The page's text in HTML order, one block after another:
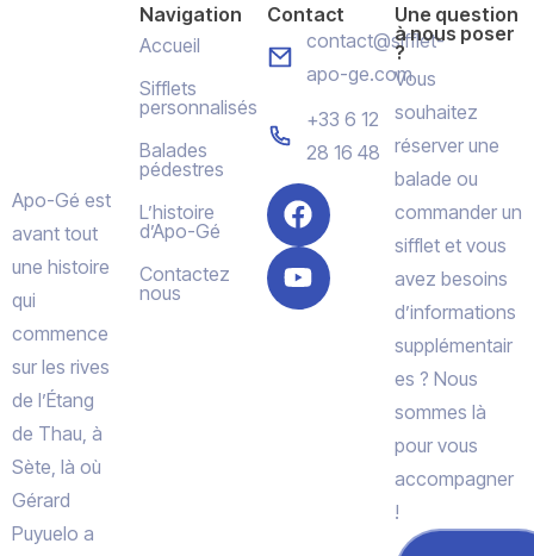
Apo-Gé est
avant tout
une histoire
qui
commence
sur les rives
de l’Étang
de Thau, à
Sète, là où
Gérard
Puyuelo a
Navigation
Accueil
Sifflets
personnalisés
Balades
pédestres
L’histoire
d’Apo-Gé
Contactez
nous
Contact
contact@sifflet-
apo-ge.com
+33 6 12
28 16 48
Une question
à nous poser
?
Vous
souhaitez
réserver une
balade ou
commander un
sifflet et vous
avez besoins
d’informations
supplémentair
es ? Nous
sommes là
pour vous
accompagner
!